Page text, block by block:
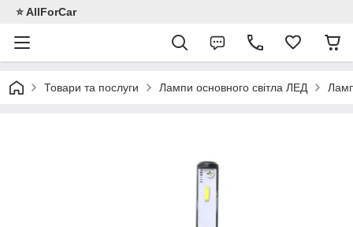
⭐️ AllForCar
Товари та послуги Лампи основного світла ЛЕД